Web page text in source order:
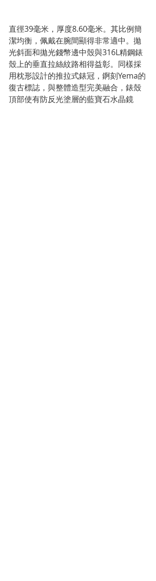
直徑39毫米，厚度8.60毫米。其比例簡
潔均衡，佩戴在腕間顯得非常適中。拋
光斜面和拋光錢幣邊中殼與316L精鋼錶
殼上的垂直拉絲紋路相得益彰。同樣採
用枕形設計的推拉式錶冠，錒刻Yema的
復古標誌，與整體造型完美融合，錶殼
頂部使有防反光塗層的藍寶石水晶鏡